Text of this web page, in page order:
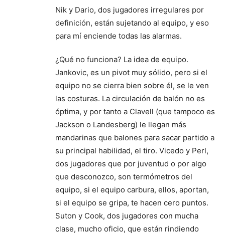
Nik y Dario, dos jugadores irregulares por
definición, están sujetando al equipo, y eso
para mí enciende todas las alarmas.
¿Qué no funciona? La idea de equipo.
Jankovic, es un pivot muy sólido, pero si el
equipo no se cierra bien sobre él, se le ven
las costuras. La circulación de balón no es
óptima, y por tanto a Clavell (que tampoco es
Jackson o Landesberg) le llegan más
mandarinas que balones para sacar partido a
su principal habilidad, el tiro. Vicedo y Perl,
dos jugadores que por juventud o por algo
que desconozco, son termómetros del
equipo, si el equipo carbura, ellos, aportan,
si el equipo se gripa, te hacen cero puntos.
Suton y Cook, dos jugadores con mucha
clase, mucho oficio, que están rindiendo